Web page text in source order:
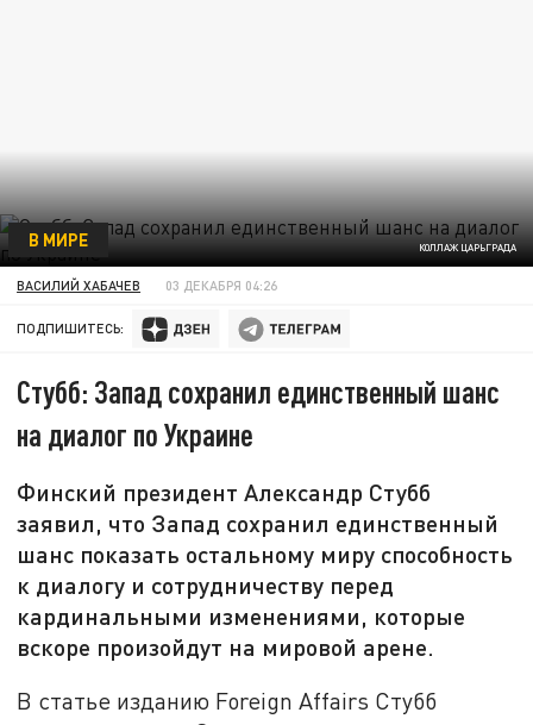
КОЛЛАЖ ЦАРЬГРАДА
В МИРЕ
ВАСИЛИЙ ХАБАЧЕВ 03 ДЕКАБРЯ 04:26
ПОДПИШИТЕСЬ:
Стубб: Запад сохранил единственный шанс
на диалог по Украине
Финский президент Александр Стубб
заявил, что Запад сохранил единственный
шанс показать остальному миру способность
к диалогу и сотрудничеству перед
кардинальными изменениями, которые
вскоре произойдут на мировой арене.
В статье изданию Foreign Affairs Стубб